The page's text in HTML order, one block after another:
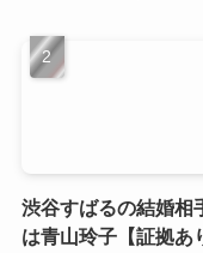
渋谷すばるの結婚相
は青山玲子【証拠あ